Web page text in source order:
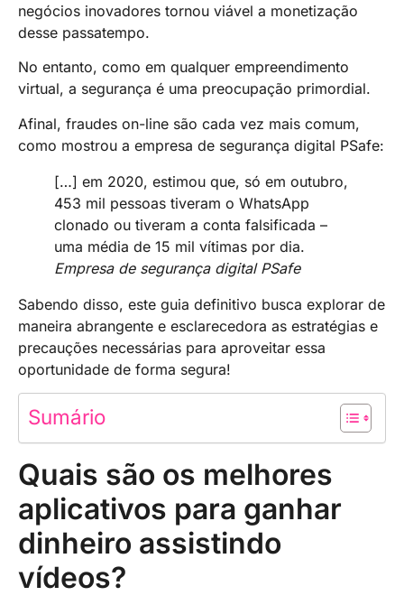
negócios inovadores tornou viável a monetização
desse passatempo.
No entanto, como em qualquer empreendimento
virtual, a segurança é uma preocupação primordial.
Afinal, fraudes on-line são cada vez mais comum,
como mostrou a empresa de segurança digital PSafe:
[…] em 2020, estimou que, só em outubro,
453 mil pessoas tiveram o WhatsApp
clonado ou tiveram a conta falsificada –
uma média de 15 mil vítimas por dia.
Empresa de segurança digital PSafe
Sabendo disso, este guia definitivo busca explorar de
maneira abrangente e esclarecedora as estratégias e
precauções necessárias para aproveitar essa
oportunidade de forma segura!
Sumário
Quais são os melhores
aplicativos para ganhar
dinheiro assistindo
vídeos?